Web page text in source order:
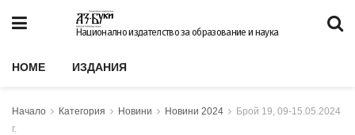
Национално издателство за образование и наука
HOME ИЗДАНИЯ
Начало Категория Новини Новини 2024
Брой 19, 09-15.05.2024
г.